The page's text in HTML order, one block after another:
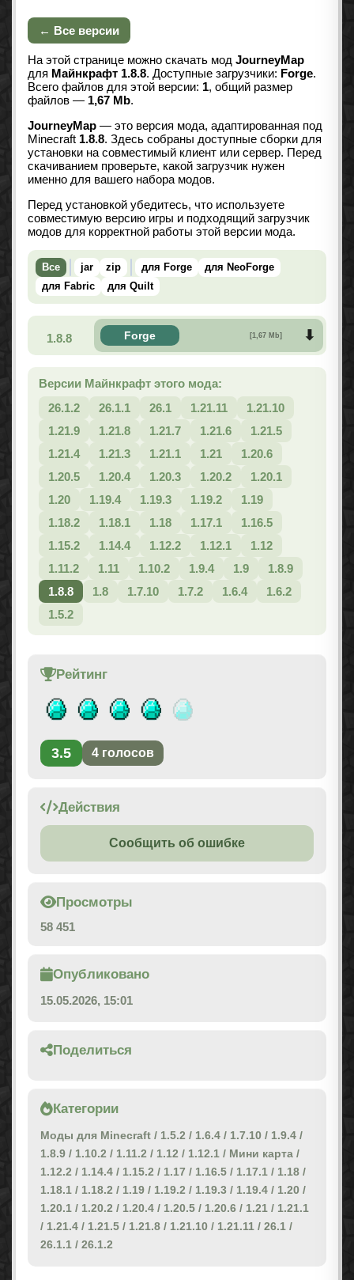
← Все версии
На этой странице можно скачать мод JourneyMap
для Майнкрафт 1.8.8. Доступные загрузчики: Forge.
Всего файлов для этой версии: 1, общий размер
файлов — 1,67 Mb.
JourneyMap — это версия мода, адаптированная под
Minecraft 1.8.8. Здесь собраны доступные сборки для
установки на совместимый клиент или сервер. Перед
скачиванием проверьте, какой загрузчик нужен
именно для вашего набора модов.
Перед установкой убедитесь, что используете
совместимую версию игры и подходящий загрузчик
модов для корректной работы этой версии мода.
Все jar zip для Forge
для NeoForge
для Fabric
для Quilt
1.8.8 Forge [1,67 Mb]
Версии Майнкрафт этого мода:
26.1.2
26.1.1 26.1 1.21.11
1.21.10
1.21.9
1.21.8 1.21.7 1.21.6
1.21.5
1.21.4
1.21.3 1.21.1 1.21
1.20.6
1.20.5
1.20.4 1.20.3 1.20.2
1.20.1
1.20
1.19.4 1.19.3 1.19.2
1.19
1.18.2
1.18.1 1.18 1.17.1
1.16.5
1.15.2
1.14.4 1.12.2 1.12.1
1.12
1.11.2
1.11 1.10.2 1.9.4 1.9
1.8.9
1.8.8
1.8 1.7.10 1.7.2 1.6.4
1.6.2
1.5.2
Рейтинг
3.5 4 голосов
Действия
Сообщить об ошибке
Просмотры
58 451
Опубликовано
15.05.2026, 15:01
Поделиться
Категории
Моды для Minecraft / 1.5.2 / 1.6.4 / 1.7.10 / 1.9.4 /
1.8.9 / 1.10.2 / 1.11.2 / 1.12 / 1.12.1 / Мини карта /
1.12.2 / 1.14.4 / 1.15.2 / 1.17 / 1.16.5 / 1.17.1 / 1.18 /
1.18.1 / 1.18.2 / 1.19 / 1.19.2 / 1.19.3 / 1.19.4 / 1.20 /
1.20.1 / 1.20.2 / 1.20.4 / 1.20.5 / 1.20.6 / 1.21 / 1.21.1
/ 1.21.4 / 1.21.5 / 1.21.8 / 1.21.10 / 1.21.11 / 26.1 /
26.1.1 / 26.1.2